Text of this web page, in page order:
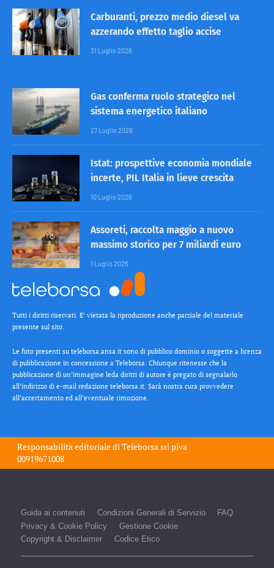
Carburanti, prezzo medio diesel va
azzerando effetto taglio accise
31 Luglio 2026
Gas conferma ruolo strategico nel
sistema energetico italiano
27 Luglio 2026
Istat: prospettive economia mondiale
incerte, PIL Italia in lieve crescita
10 Luglio 2026
Assoreti, raccolta maggio a nuovo
massimo storico per 7 miliardi euro
1 Luglio 2026
Tutti i diritti riservati. E’ vietata la riproduzione anche parziale del materiale
presente sul sito.
Le foto presenti su teleborsa.ansa.it sono di pubblico dominio o soggette a licenza
di pubblicazione in concessione a Teleborsa. Chiunque ritenesse che la
pubblicazione di un’immagine leda diritti di autore è pregato di segnalarlo
all’indirizzo di e-mail redazione teleborsa.it. Sarà nostra cura provvedere
all’accertamento ed all’eventuale rimozione.
Responsabilità editoriale diTeleborsa srlpiva
00919671008
Guida ai contenuti Condizioni Generali di Servizio
FAQ
Privacy & Cookie Policy
Gestione Cookie
Copyright & Disclaimer
Codice Etico